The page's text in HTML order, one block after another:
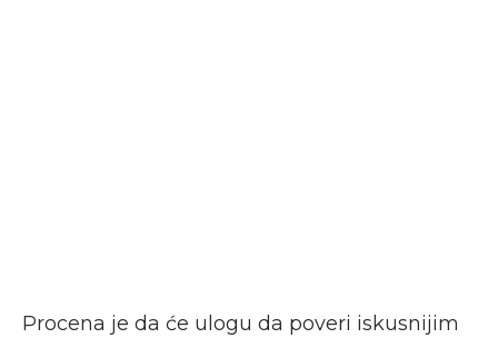
Procena je da će ulogu da poveri iskusnijim